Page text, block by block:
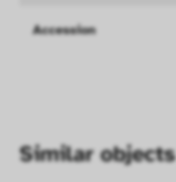
Accession
Similar objects